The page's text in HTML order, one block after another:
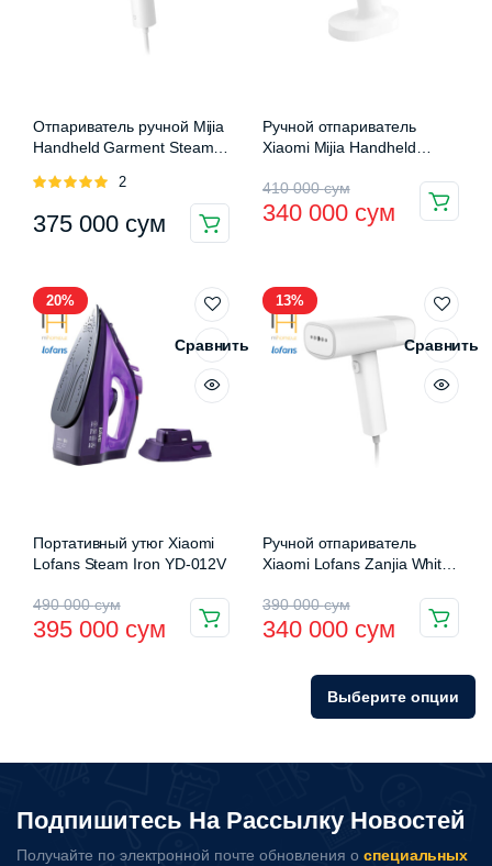
Отпариватель ручной Mijia
Handheld Garment Steamer
Оценка
2
375 000 сум
Ручной отпариватель
Xiaomi Mijia Handheld
(MJGTJ01LF)
410 000сум
Первоначальная
цена
410
000 сум.
340 000 сум
Текущая
цена:
000 сум.
20%
Сравнить
Портативный утюг Xiaomi
Lofans Steam Iron YD-012V
490 000сум
Первоначальная
цена
395 000 сум
Текущая
цена:
13%
Сравнить
Ручной отпариватель
Xiaomi Lofans Zanjia White
390 000сум
Первоначальная
цена
составляла
340 000 сум
Текущая
цена:
000 сум.
Выберите опции
Подпишитесь На Рассылку Новостей
Получайте по электронной почте обновления о специальных